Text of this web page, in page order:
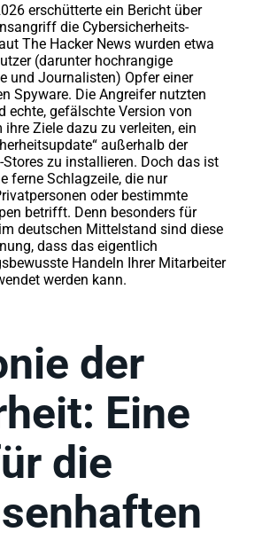
erschütterte ein Bericht über
die Cybersicherheits-
The Hacker News wurden etwa
(darunter hochrangige
und Journalisten) Opfer einer
Spyware. Die Angreifer nutzten
echte, gefälschte Version von
ihre Ziele dazu zu verleiten, ein
außerhalb der
zu installieren. Doch das ist
ferne Schlagzeile, die nur
oder bestimmte
betrifft. Denn besonders für
deutschen Mittelstand sind diese
dass das eigentlich
Handeln Ihrer Mitarbeiter
werden kann.
der
Eine
die